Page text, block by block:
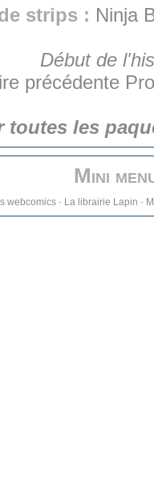
strips : Ninja
Début de
précédente
toutes les
Mini
webcomics- La librairie Lapin -